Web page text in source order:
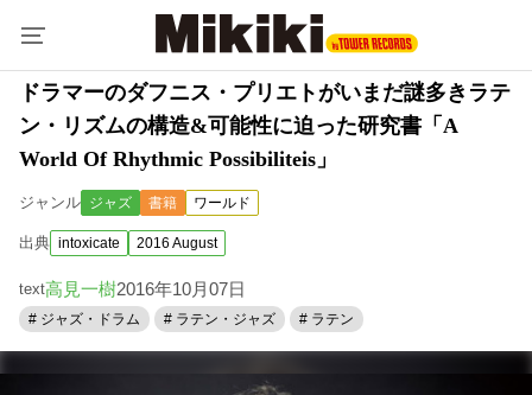
ドラマーのダフニス・プリエトがいまだ謎多きラテ
ン・リズムの構造&可能性に迫った研究書「A
World Of Rhythmic Possibiliteis」
ジャンル ジャズ 書籍 ワールド
出典 intoxicate 2016 August
text高見一樹2016年10月07日
# ジャズ・ドラム # ラテン・ジャズ # ラテン